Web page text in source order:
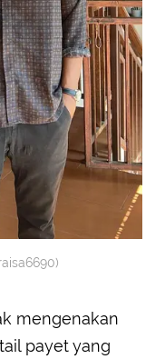
mengenakan
payet yang